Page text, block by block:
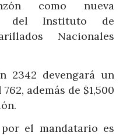
como nueva
del Instituto de
Nacionales
2342 devengará un
además de $1,500
el mandatario es